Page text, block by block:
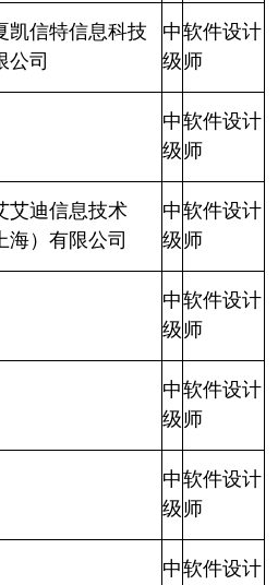
凯信特信息科技
公司
中
级
软件设计
师
中
级
软件设计
师
艾迪信息技术
海）有限公司
中
级
软件设计
师
中
级
软件设计
师
中
级
软件设计
师
中
级
软件设计
师
中软件设计